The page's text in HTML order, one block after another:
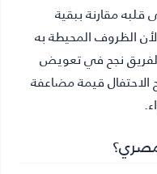
مقارنة ببقية
الظروف المحيطة به
نجح في تعويض
قيمة مضاعفة